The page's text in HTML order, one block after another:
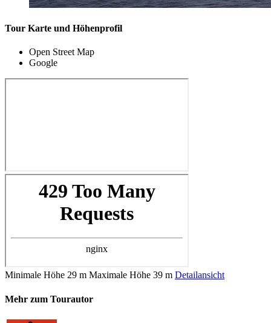
Tour Karte und Höhenprofil
Open Street Map
Google
Minimale Höhe 29 m Maximale Höhe 39 m Detailansicht
Mehr zum Tourautor